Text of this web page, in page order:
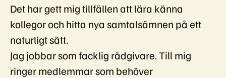
Det har gett mig tillfällen att lära känna
kollegor och hitta nya samtalsämnen på ett
naturligt sätt.
Jag jobbar som facklig rådgivare. Till mig
ringer medlemmar som behöver